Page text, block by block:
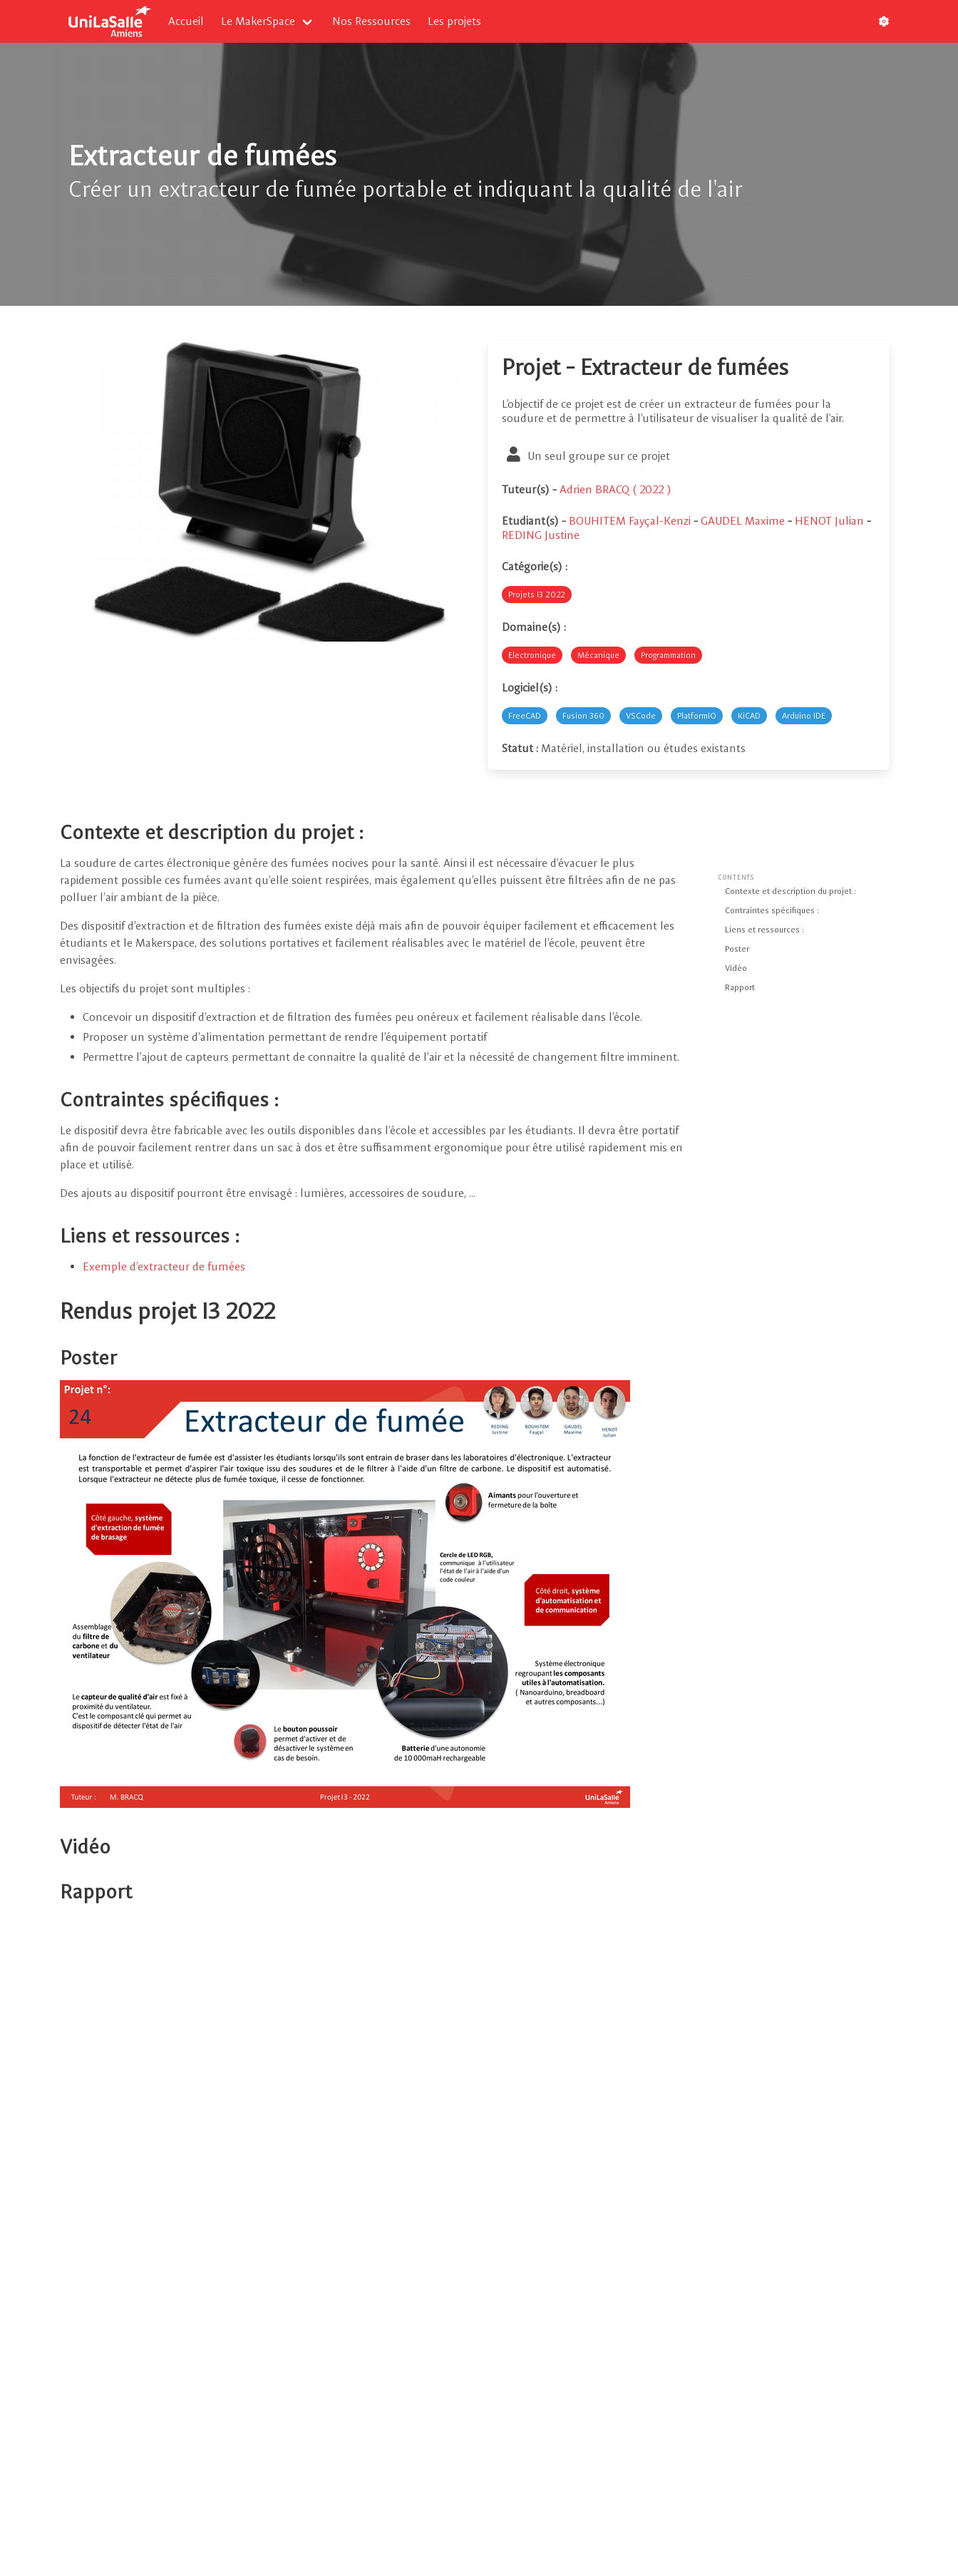
Accueil Le MakerSpace Nos Ressources Les projets
Extracteur de fumées
Créer un extracteur de fumée portable et indiquant la qualité de l'air
Projet - Extracteur de fumées
L'objectif de ce projet est de créer un extracteur de fumées pour la
soudure et de permettre à l'utilisateur de visualiser la qualité de l'air.
Un seul groupe sur ce projet
Tuteur(s) - Adrien BRACQ ( 2022 )
Etudiant(s) - BOUHITEM Fayçal-Kenzi - GAUDEL Maxime - HENOT Julian -
REDING Justine
Catégorie(s) :
Projets I3 2022
Domaine(s) :
Electronique Mécanique Programmation
Logiciel(s) :
FreeCAD Fusion 360 VSCode PlatformIO KiCAD Arduino IDE
Statut : Matériel, installation ou études existants
Contexte et description du projet :
La soudure de cartes électronique génère des fumées nocives pour la santé. Ainsi il est nécessaire d’évacuer le plus
rapidement possible ces fumées avant qu’elle soient respirées, mais également qu’elles puissent être filtrées afin de ne pas
polluer l’air ambiant de la pièce.
Des dispositif d’extraction et de filtration des fumées existe déjà mais afin de pouvoir équiper facilement et efficacement les
étudiants et le Makerspace, des solutions portatives et facilement réalisables avec le matériel de l’école, peuvent être
envisagées.
Les objectifs du projet sont multiples :
Concevoir un dispositif d’extraction et de filtration des fumées peu onéreux et facilement réalisable dans l’école.
Proposer un système d’alimentation permettant de rendre l’équipement portatif
Permettre l’ajout de capteurs permettant de connaitre la qualité de l’air et la nécessité de changement filtre imminent.
Contraintes spécifiques :
Le dispositif devra être fabricable avec les outils disponibles dans l’école et accessibles par les étudiants. Il devra être portatif
afin de pouvoir facilement rentrer dans un sac à dos et être suffisamment ergonomique pour être utilisé rapidement mis en
place et utilisé.
Des ajouts au dispositif pourront être envisagé : lumières, accessoires de soudure, …
Liens et ressources :
Exemple d’extracteur de fumées
Rendus projet I3 2022
Poster
Vidéo
Rapport
CONTENTS
Contexte et description du projet :
Contraintes spécifiques :
Liens et ressources :
Poster
Vidéo
Rapport